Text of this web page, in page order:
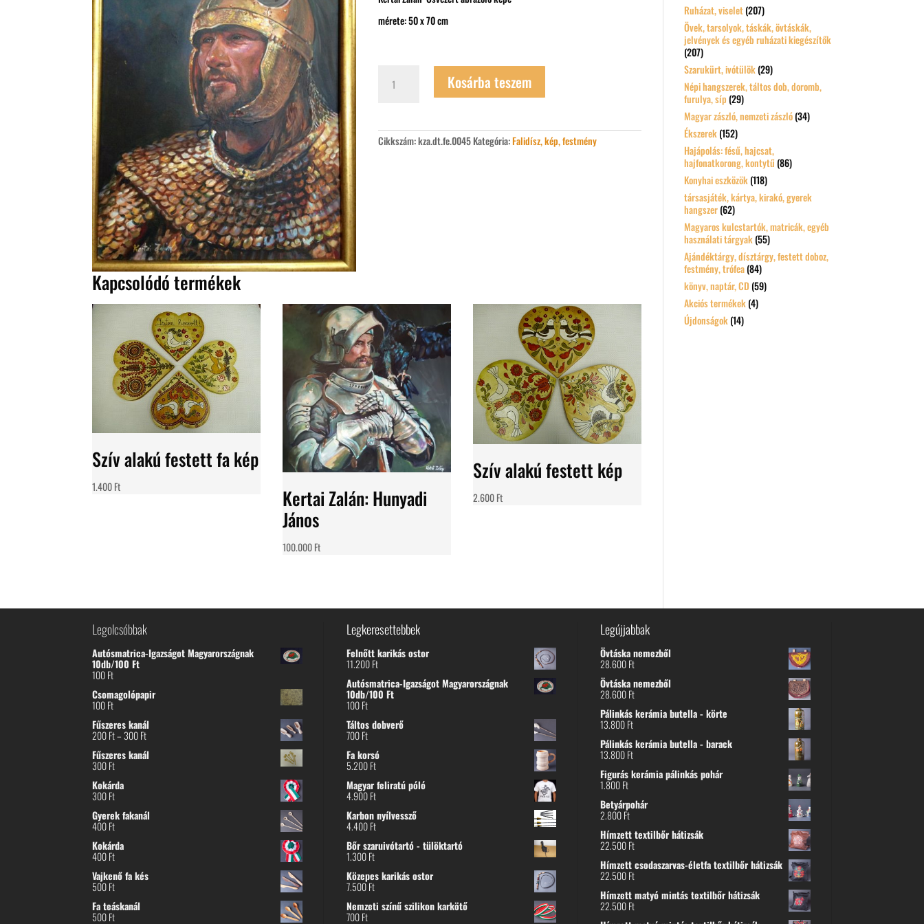
mérete: 50 x 70 cm
Zalán
Kosárba teszem
Cikkszám:kza.dt.fe.0045 Kategória:Falidísz, kép, festmény
Kapcsolódó termékek
Szív alakú festett fa kép
1.400Ft Kertai Zalán: Hunyadi
János
100.000Ft
Szív alakú festett kép
2.600Ft
Ruházat, viselet(207)
Övek, tarsolyok, táskák, övtáskák,
jelvények és egyéb ruházati kiegészítők
(207)
Szarukürt, ivótülök(29)
Népi hangszerek, táltos dob, doromb,
furulya, síp (29)
Magyar zászló, nemzeti zászló(34)
Ékszerek(152)
Hajápolás: fésű, hajcsat,
hajfonatkorong, kontytű(86)
Konyhai eszközök(118)
társasjáték, kártya, kirakó, gyerek
hangszer(62)
Magyaros kulcstartók, matricák, egyéb
használati tárgyak(55)
Ajándéktárgy, dísztárgy, festett doboz,
festmény, trófea(84)
könyv, naptár, CD (59)
Akciós termékek(4)
Újdonságok(14)
Legolcsóbbak
Autósmatrica-Igazságot Magyarországnak
10db/100 Ft
100Ft
Csomagolópapir
100Ft
Fűszeres kanál
200Ft– 300FtÁrtartomány:
-
Fűszeres kanál
300Ft
Kokárda
300Ft
Gyerek fakanál
400Ft
Kokárda
400Ft
Vajkenő fa kés
500Ft
Fa teáskanál
500Ft
Legkeresettebbek
Felnőtt karikás ostor
11.200Ft
Autósmatrica-Igazságot Magyarországnak
10db/100 Ft
100Ft
Táltos dobverő
700Ft
Fa korsó
5.200Ft
Magyar feliratú póló
4.900Ft
Karbon nyílvessző
4.400Ft
Bőr szaruivótartó - tülöktartó
1.300Ft
Közepes karikás ostor
7.500Ft
Nemzeti színű szilikon karkötő
700Ft
Legújjabbak
Övtáska nemezből
28.600Ft
Övtáska nemezből
28.600Ft
Pálinkás kerámia butella - körte
13.800Ft
Pálinkás kerámia butella - barack
13.800Ft
Figurás kerámia pálinkás pohár
1.800Ft
Betyárpohár
2.800Ft
Hímzett textilbőr hátizsák
22.500Ft
Hímzett csodaszarvas-életfa textilbőr hátizsák
22.500Ft
Hímzett matyó mintás textilbőr hátizsák
22.500Ft